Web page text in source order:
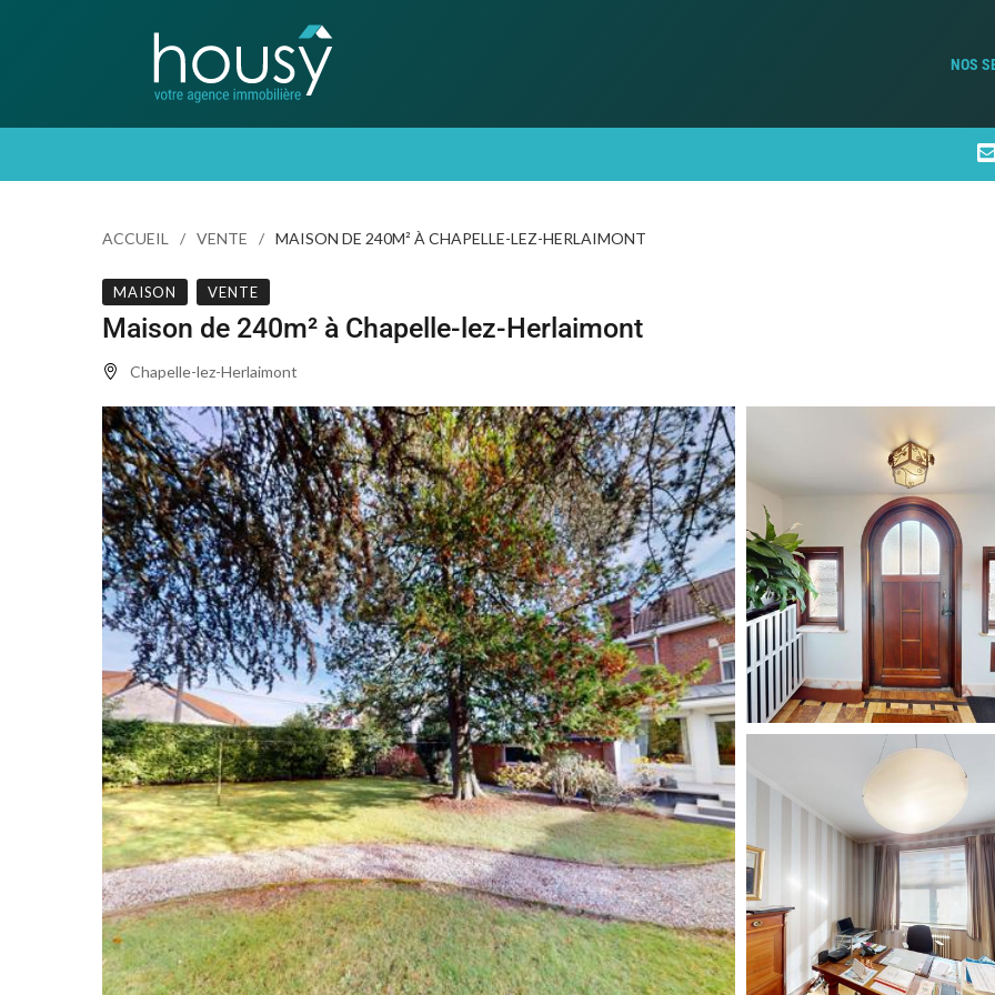
NOS
ACCUEIL VENTE MAISON DE 240M² À CHAPELLE-LEZ-HERLAIMONT
MAISON VENTE
Maison de 240m² à Chapelle-lez-Herlaimont
Chapelle-lez-Herlaimont